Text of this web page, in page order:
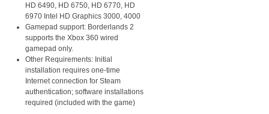
HD 6490, HD 6750, HD 6770, HD
6970 Intel HD Graphics 3000, 4000
Gamepad support: Borderlands 2
supports the Xbox 360 wired
gamepad only.
Other Requirements: Initial
installation requires one-time
Internet connection for Steam
authentication; software installations
required (included with the game)